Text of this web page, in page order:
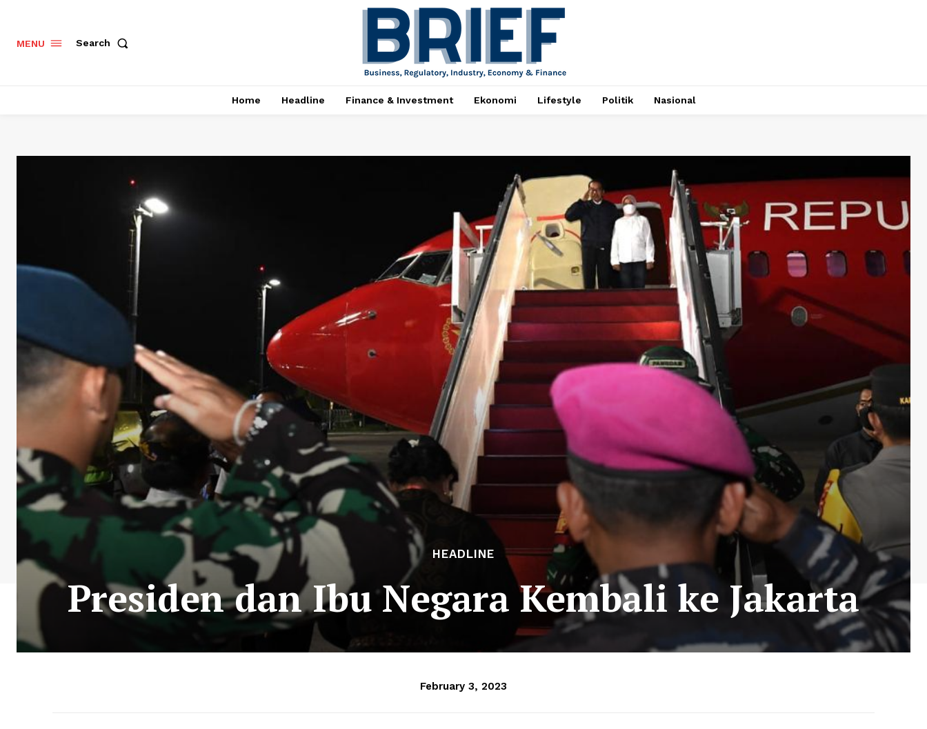
MENU Search
Home Headline Finance & Investment Ekonomi Lifestyle Politik Nasional
HEADLINE
Presiden dan Ibu Negara Kembali ke Jakarta
February 3, 2023